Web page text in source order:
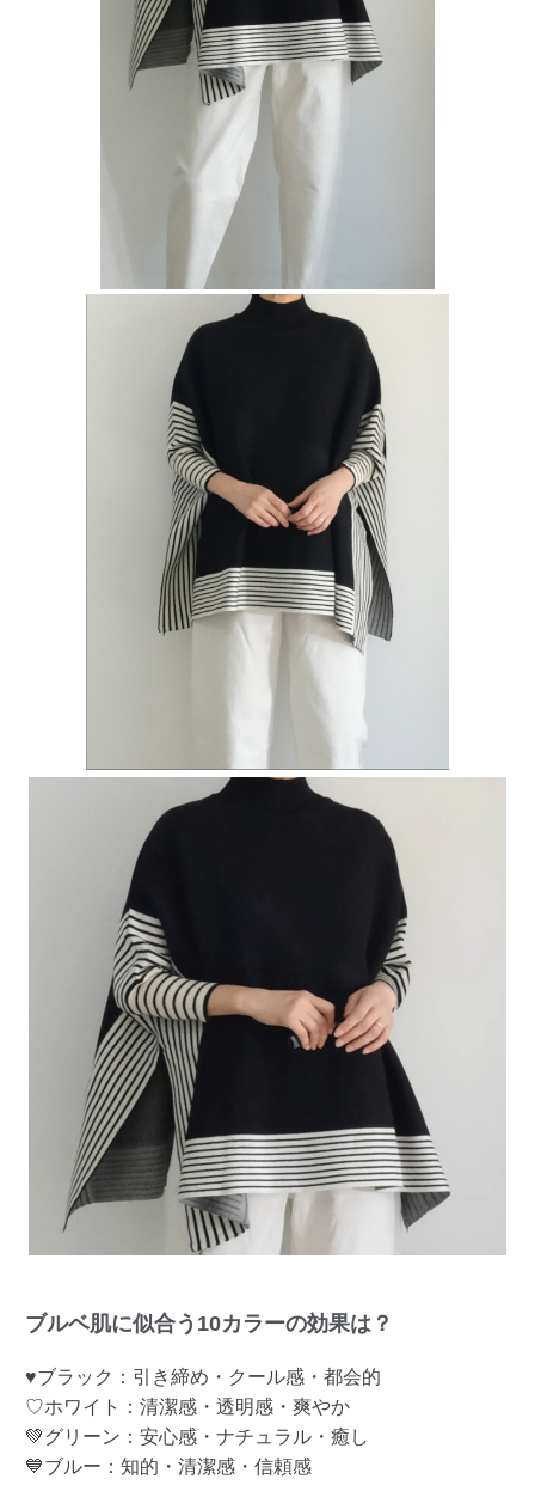
ブルベ肌に似合う10カラーの効果は？
♥ブラック：引き締め・クール感・都会的
♡ホワイト：清潔感・透明感・爽やか
💚グリーン：安心感・ナチュラル・癒し
💙ブルー：知的・清潔感・信頼感